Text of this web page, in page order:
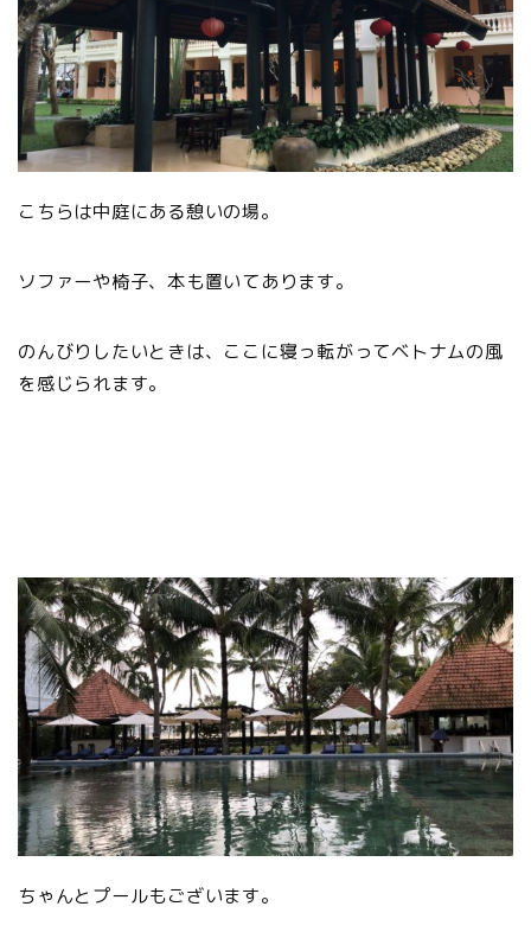
こちらは中庭にある憩いの場。
ソファーや椅子、本も置いてあります。
のんびりしたいときは、ここに寝っ転がってベトナムの風
を感じられます。
ちゃんとプールもございます。